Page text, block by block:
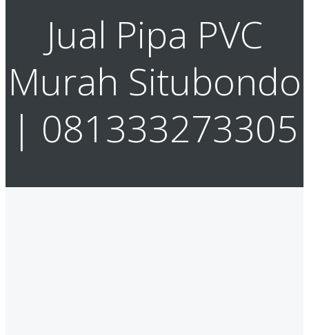
Jual Pipa PVC
Murah Situbondo
| 081333273305